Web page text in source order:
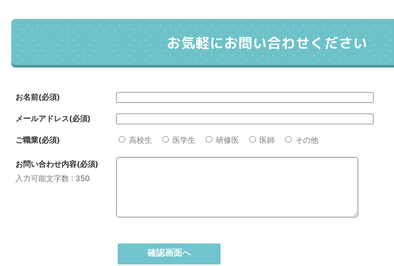
お気軽にお問い合わせください
お名前(必須)
メールアドレス(必須)
ご職業(必須) 高校生 医学生 研修医 医師 その他
お問い合わせ内容(必須)
入力可能文字数 : 350